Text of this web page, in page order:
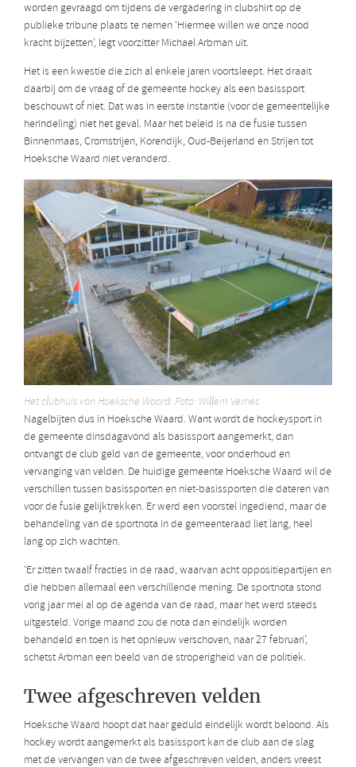
worden gevraagd om tijdens de vergadering in clubshirt op de
publieke tribune plaats te nemen ‘Hiermee willen we onze nood
kracht bijzetten’, legt voorzitter Michael Arbman uit.
Het is een kwestie die zich al enkele jaren voortsleept. Het draait
daarbij om de vraag of de gemeente hockey als een basissport
beschouwt of niet. Dat was in eerste instantie (voor de gemeentelijke
herindeling) niet het geval. Maar het beleid is na de fusie tussen
Binnenmaas, Cromstrijen, Korendijk, Oud-Beijerland en Strijen tot
Hoeksche Waard niet veranderd.
Het clubhuis van Hoeksche Waard. Foto: Willem Vernes
Nagelbijten dus in Hoeksche Waard. Want wordt de hockeysport in
de gemeente dinsdagavond als basissport aangemerkt, dan
ontvangt de club geld van de gemeente, voor onderhoud en
vervanging van velden. De huidige gemeente Hoeksche Waard wil de
verschillen tussen basissporten en niet-basissporten die dateren van
voor de fusie gelijktrekken. Er werd een voorstel ingediend, maar de
behandeling van de sportnota in de gemeenteraad liet lang, heel
lang op zich wachten.
‘Er zitten twaalf fracties in de raad, waarvan acht oppositiepartijen en
die hebben allemaal een verschillende mening. De sportnota stond
vorig jaar mei al op de agenda van de raad, maar het werd steeds
uitgesteld. Vorige maand zou de nota dan eindelijk worden
behandeld en toen is het opnieuw verschoven, naar 27 februari’,
schetst Arbman een beeld van de stroperigheid van de politiek.
Twee afgeschreven velden
Hoeksche Waard hoopt dat haar geduld eindelijk wordt beloond. Als
hockey wordt aangemerkt als basissport kan de club aan de slag
met de vervangen van de twee afgeschreven velden, anders vreest